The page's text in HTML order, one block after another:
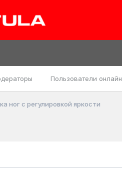
Пользователи онлайн
ног с регулировкой яркости